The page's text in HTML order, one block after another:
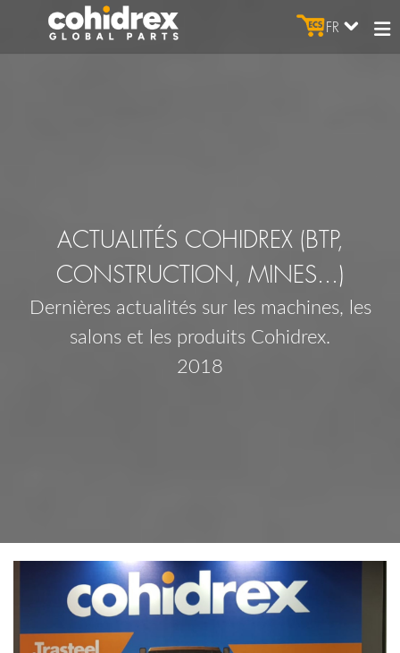
FR
ACTUALITÉS COHIDREX (BTP,
CONSTRUCTION, MINES...)
Dernières actualités sur les machines, les
salons et les produits Cohidrex.
2018